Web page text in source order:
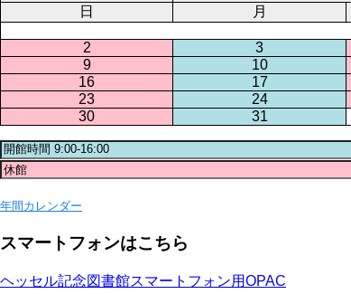
日 月
2
3
9
10
16
17
23
24
30
31
年間カレンダー
スマートフォンはこちら
ヘッセル記念図書館スマートフォン用OPAC